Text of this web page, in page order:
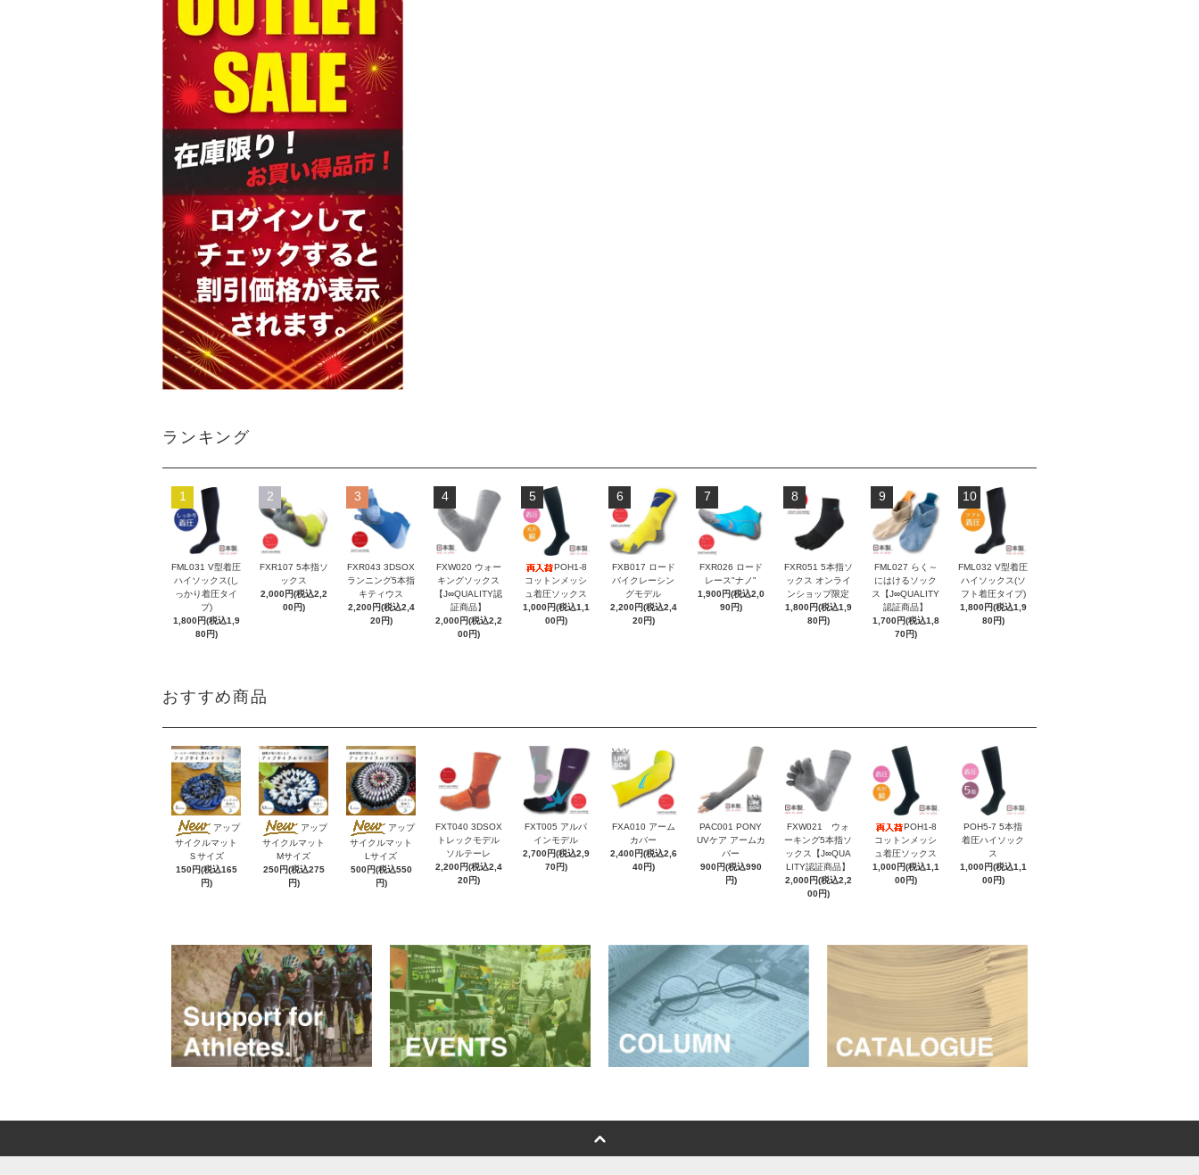
ランキング
1
FML031 V型着圧
ハイソックス(し
っかり着圧タイ
プ)
1,800円(税込1,9
80円)
2
FXR107 5本指ソ
ックス
2,000円(税込2,2
00円)
3
FXR043 3DSOX
ランニング5本指
キティウス
2,200円(税込2,4
20円)
4
FXW020 ウォー
キングソックス
【J∞QUALITY認
証商品】
2,000円(税込2,2
00円)
5
POH1-8
コットンメッシ
ュ着圧ソックス
1,000円(税込1,1
00円)
6
FXB017 ロード
バイクレーシン
グモデル
2,200円(税込2,4
20円)
7
FXR026 ロード
レース"ナノ"
1,900円(税込2,0
90円)
8
FXR051 5本指ソ
ックス オンライ
ンショップ限定
1,800円(税込1,9
80円)
9
FML027 らく～
にはけるソック
ス【J∞QUALITY
認証商品】
1,700円(税込1,8
70円)
10
FML032 V型着圧
ハイソックス(ソ
フト着圧タイプ)
1,800円(税込1,9
80円)
おすすめ商品
アップ
サイクルマット
Ｓサイズ
150円(税込165
円)
アップ
サイクルマット
Mサイズ
250円(税込275
円)
アップ
サイクルマット
Lサイズ
500円(税込550
円)
FXT040 3DSOX
トレックモデル
ソルテーレ
2,200円(税込2,4
20円)
FXT005 アルパ
インモデル
2,700円(税込2,9
70円)
FXA010 アーム
カバー
2,400円(税込2,6
40円)
PAC001 PONY
UVケア アームカ
バー
900円(税込990
円)
FXW021 ウォ
ーキング5本指ソ
ックス【J∞QUA
LITY認証商品】
2,000円(税込2,2
00円)
POH1-8
コットンメッシ
ュ着圧ソックス
1,000円(税込1,1
00円)
POH5-7 5本指
着圧ハイソック
ス
1,000円(税込1,1
00円)